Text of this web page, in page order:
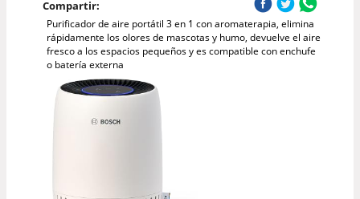
Compartir:
Purificador de aire portátil 3 en 1 con aromaterapia, elimina
rápidamente los olores de mascotas y humo, devuelve el aire
fresco a los espacios pequeños y es compatible con enchufe
o batería externa